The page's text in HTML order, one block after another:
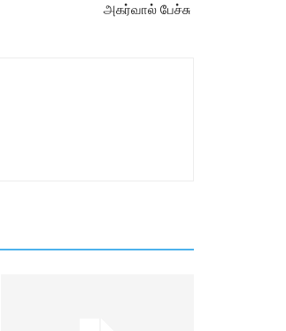
அகர்வால் பேச்சு